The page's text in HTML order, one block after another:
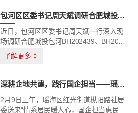
包河区区委书记周天斌调研合肥城投项目
近日，包河区区委书记周天斌一行深入现
场调研合肥城投包河BH202439、BH2025
07、BH202429地块项目，协调解决难点
堵点。辖区相关管理部门、常青街道、同
肥城投党支部书记、董事长毛雷等相...
了解更多》
深耕企地共建，践行国企担当——瑶海区红光街道社区向合肥城投赠送致谢锦旗
2月9日上午，瑶海区红光街道枞阳路社居
委送来“情系居民暖人心，国企担当惠民生”